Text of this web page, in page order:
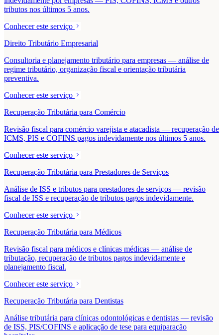
tributos nos últimos 5 anos.
Conhecer este serviço
Direito Tributário Empresarial
Consultoria e planejamento tributário para empresas — análise de
regime tributário, organização fiscal e orientação tributária
preventiva.
Conhecer este serviço
Recuperação Tributária para Comércio
Revisão fiscal para comércio varejista e atacadista — recuperação de
ICMS, PIS e COFINS pagos indevidamente nos últimos 5 anos.
Conhecer este serviço
Recuperação Tributária para Prestadores de Serviços
Análise de ISS e tributos para prestadores de serviços — revisão
fiscal de ISS e recuperação de tributos pagos indevidamente.
Conhecer este serviço
Recuperação Tributária para Médicos
Revisão fiscal para médicos e clínicas médicas — análise de
tributação, recuperação de tributos pagos indevidamente e
planejamento fiscal.
Conhecer este serviço
Recuperação Tributária para Dentistas
Análise tributária para clínicas odontológicas e dentistas — revisão
de ISS, PIS/COFINS e aplicação de tese para equiparação